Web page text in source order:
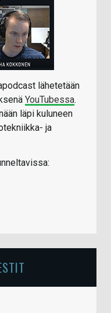
lähetetään
YouTubessa.
läpi kuluneen
ja